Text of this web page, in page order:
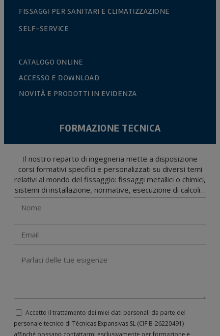
FISSAGGI PER SANITARI E CLIMATIZZAZIONE
SELF-SERVICE
CATALOGO ONLINE
ACCESSO E DOWNLOAD
NOVITÀ E PRODOTTI IN EVIDENZA
FORMAZIONE TECNICA
Il nostro reparto di ingegneria mette a disposizione
corsi formativi specifici e personalizzati su diversi temi
relativi al mondo del fissaggio: fissaggi metallici o chimici,
sistemi di installazione, normative, esecuzione di calcoli…
Accetto il trattamento dei miei dati personali da parte del
personale tecnico di Técnicas Expansivas SL (CIF B-­26220491)